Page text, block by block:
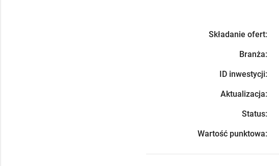
Składanie ofert:
Branża:
ID inwestycji:
Aktualizacja:
Status:
Wartość punktowa: